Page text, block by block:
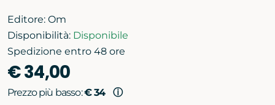
Editore: Om
Disponibilità: Disponibile
Spedizione entro 48 ore
€ 34,00
Prezzo più basso:€ 34 ⓘ